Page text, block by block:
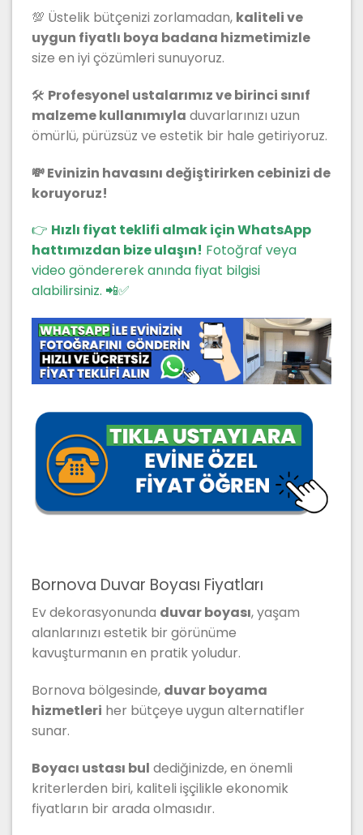
💯 Üstelik bütçenizi zorlamadan, kaliteli ve
uygun fiyatlı boya badana hizmetimizle
size en iyi çözümleri sunuyoruz.
🛠 Profesyonel ustalarımız ve birinci sınıf
malzeme kullanımıyla duvarlarınızı uzun
ömürlü, pürüzsüz ve estetik bir hale getiriyoruz.
💸 Evinizin havasını değiştirirken cebinizi de
koruyoruz!
👉 Hızlı fiyat teklifi almak için WhatsApp
hattımızdan bize ulaşın! Fotoğraf veya
video göndererek anında fiyat bilgisi
alabilirsiniz. 📲✅
Bornova Duvar Boyası Fiyatları
Ev dekorasyonunda duvar boyası, yaşam
alanlarınızı estetik bir görünüme
kavuşturmanın en pratik yoludur.
Bornova bölgesinde, duvar boyama
hizmetleri her bütçeye uygun alternatifler
sunar.
Boyacı ustası bul dediğinizde, en önemli
kriterlerden biri, kaliteli işçilikle ekonomik
fiyatların bir arada olmasıdır.